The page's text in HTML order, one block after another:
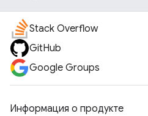
Stack Overflow
GitHub
Google Groups
Информация о продукте